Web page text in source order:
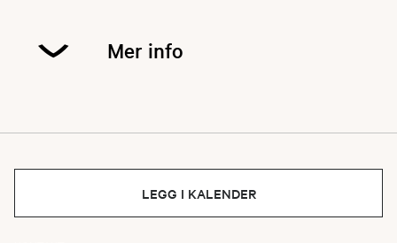
Mer info
Vi starter med skytetrening på Lisetra, både rifle
LEGG I KALENDER